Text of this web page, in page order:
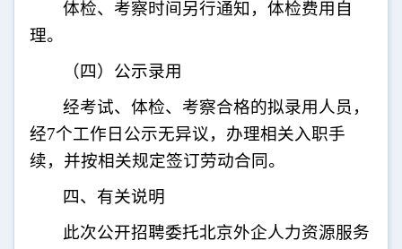
体检、考察时间另行通知，体检费用自
理。
（四）公示录用
经考试、体检、考察合格的拟录用人员，
经7个工作日公示无异议，办理相关入职手
续，并按相关规定签订劳动合同。
四、有关说明
此次公开招聘委托北京外企人力资源服务